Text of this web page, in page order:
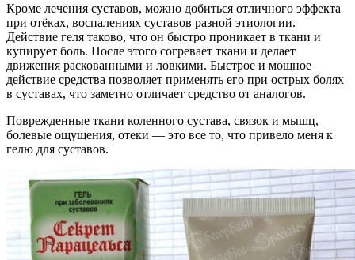
Кроме лечения суставов, можно добиться отличного эффекта
при отёках, воспалениях суставов разной этиологии.
Действие геля таково, что он быстро проникает в ткани и
купирует боль. После этого согревает ткани и делает
движения раскованными и ловкими. Быстрое и мощное
действие средства позволяет применять его при острых болях
в суставах, что заметно отличает средство от аналогов.
Поврежденные ткани коленного сустава, связок и мышц,
болевые ощущения, отеки — это все то, что привело меня к
гелю для суставов.